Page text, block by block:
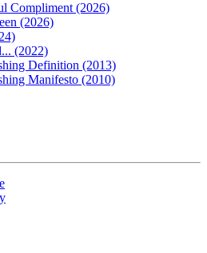
Compliment (2026)
(2026)
(2022)
Definition (2013)
Manifesto (2010)